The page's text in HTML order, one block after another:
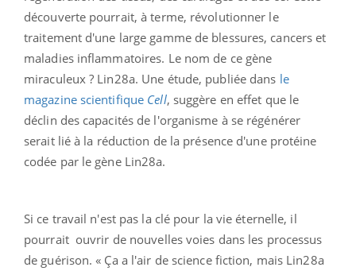
découverte pourrait, à terme, révolutionner le
traitement d'une large gamme de blessures, cancers et
maladies inflammatoires. Le nom de ce gène
miraculeux ? Lin28a. Une étude, publiée dans le
magazine scientifique Cell, suggère en effet que le
déclin des capacités de l'organisme à se régénérer
serait lié à la réduction de la présence d'une protéine
codée par le gène Lin28a.
Si ce travail n'est pas la clé pour la vie éternelle, il
pourrait ouvrir de nouvelles voies dans les processus
de guérison. « Ça a l'air de science fiction, mais Lin28a